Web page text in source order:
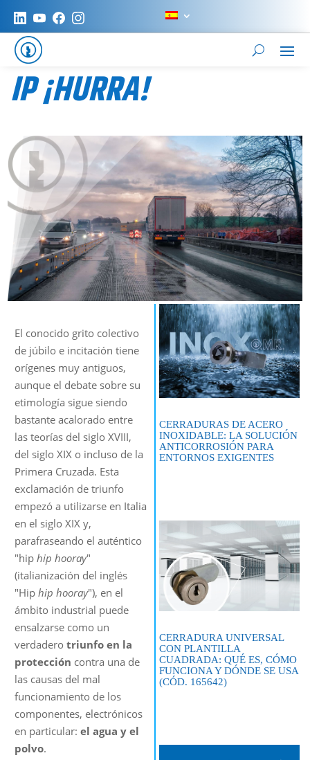
IP ¡HURRA!
El conocido grito colectivo
de júbilo e incitación tiene
orígenes muy antiguos,
aunque el debate sobre su
etimología sigue siendo
bastante acalorado entre
las teorías del siglo XVIII,
del siglo XIX o incluso de la
Primera Cruzada. Esta
exclamación de triunfo
empezó a utilizarse en Italia
en el siglo XIX y,
parafraseando el auténtico
"hip hip hooray"
(italianización del inglés
"Hip hip hooray"), en el
ámbito industrial puede
ensalzarse como un
verdadero triunfo en la
protección contra una de
las causas del mal
funcionamiento de los
componentes, electrónicos
en particular: el agua y el
polvo.
CERRADURAS DE ACERO
INOXIDABLE: LA SOLUCIÓN
ANTICORROSIÓN PARA
ENTORNOS EXIGENTES
CERRADURA UNIVERSAL
CON PLANTILLA
CUADRADA: QUÉ ES, CÓMO
FUNCIONA Y DÓNDE SE USA
(CÓD. 165642)